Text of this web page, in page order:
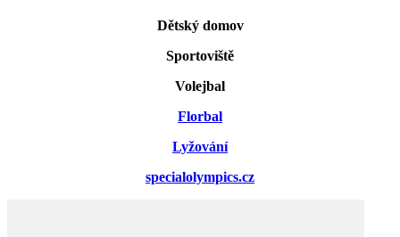
Dětský domov
Sportoviště
Volejbal
Florbal
Lyžování
specialolympics.cz